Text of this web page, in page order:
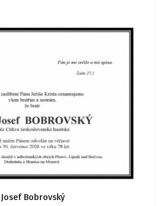
Bobrovský